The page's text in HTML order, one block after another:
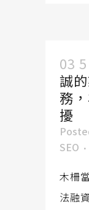
03
誠
務
擾
SEO
木柵
法融